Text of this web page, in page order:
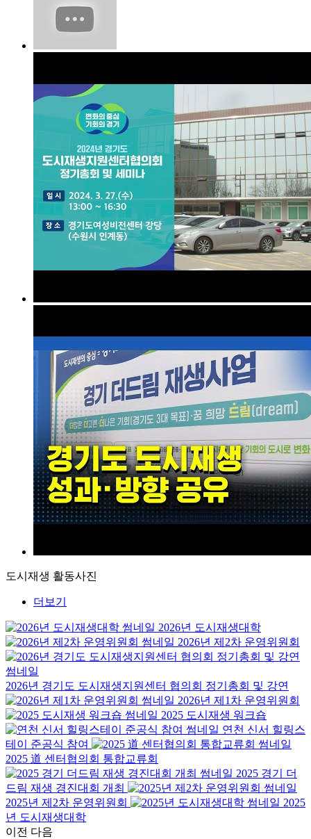
도시재생 활동사진
더보기
2026년 도시재생대학
2026년 제2차 운영위원회
2026년 경기도 도시재생지원센터 협의회 정기총회 및 강연
2026년 제1차 운영위원회
2025 도시재생 워크숍
연천 신서 힐링스
테이 준공식 참여
2025 道 센터협의회 통합교류회
2025 경기 더
드림 재생 경진대회 개최
2025년 제2차 운영위원회
2025
년 도시재생대학
이전 다음